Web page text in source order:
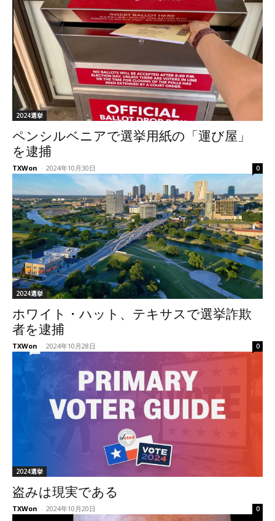
2024選挙
ペンシルベニアで選挙用紙の「運び屋」
を逮捕
TXWon - 2024年10月30日 0
2024選挙
ホワイト・ハット、テキサスで選挙詐欺
者を逮捕
TXWon - 2024年10月28日 0
2024選挙
盗みは現実である
TXWon - 2024年10月20日 0